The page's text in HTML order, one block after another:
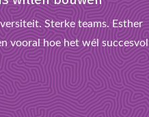
Sterke teams. Esther
vooral hoe het wél succesvol